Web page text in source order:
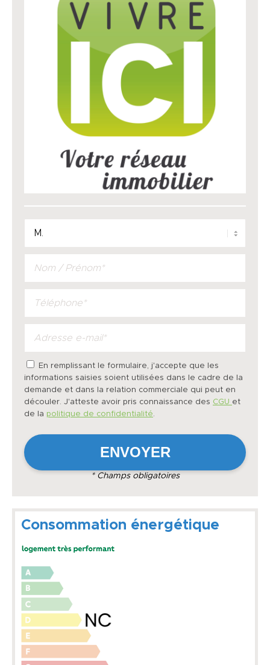
En remplissant le formulaire, j'accepte que les
informations saisies soient utilisées dans le cadre de la
demande et dans la relation commerciale qui peut en
découler. J'atteste avoir pris connaissance des CGU et
de la politique de confidentialité.
* Champs obligatoires
Consommation énergétique